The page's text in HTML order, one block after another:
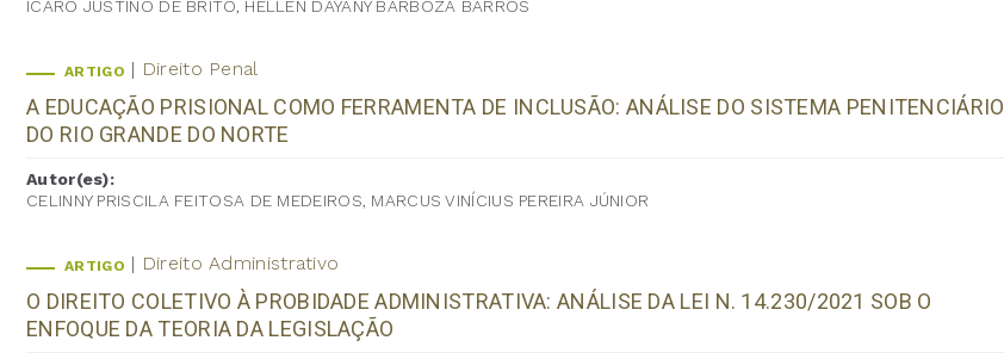
ÍCARO JUSTINO DE BRITO, HELLEN DAYANY BARBOZA BARROS
ARTIGO Direito Penal
A EDUCAÇÃO PRISIONAL COMO FERRAMENTA DE INCLUSÃO: ANÁLISE DO SISTEMA PENITENCIÁRIO
DO RIO GRANDE DO NORTE
Autor(es):
CELINNY PRISCILA FEITOSA DE MEDEIROS, MARCUS VINÍCIUS PEREIRA JÚNIOR
ARTIGO Direito Administrativo
O DIREITO COLETIVO À PROBIDADE ADMINISTRATIVA: ANÁLISE DA LEI N. 14.230/2021 SOB O
ENFOQUE DA TEORIA DA LEGISLAÇÃO